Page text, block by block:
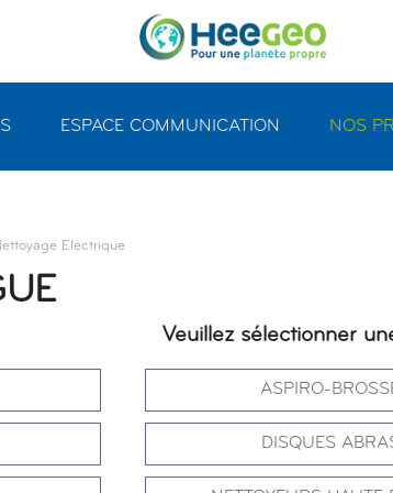
ESPACE COMMUNICATION NOS
Electrique
Veuillez sélectionner
ASPIRO-
DISQUES